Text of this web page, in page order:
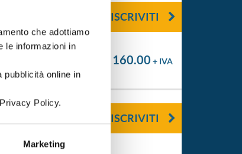
che adottiamo
le informazioni in
pubblicità online in
Policy.
Marketing
ISCRIVITI
€ 160.00 + IVA
ISCRIVITI